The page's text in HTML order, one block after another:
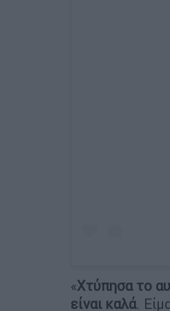
«Χτύπησα το
είναι καλά.